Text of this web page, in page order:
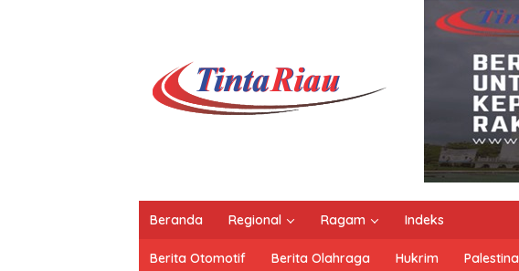
Beranda Regional Ragam Indeks
Berita Otomotif Berita Olahraga Hukrim Palestina